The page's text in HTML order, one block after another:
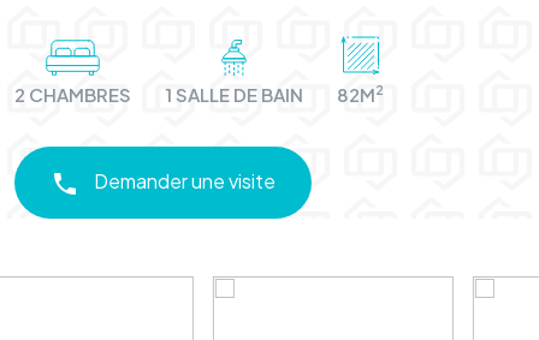
2 CHAMBRES 1 SALLE DE BAIN 82M2
Demander une visite